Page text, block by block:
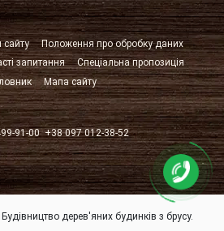
сайту
Положення про обробку даних
запитання
Спеціальна пропозиція
Мапа сайту
91-00 +38 097 012-38-52
дерев'яних будинків з брусу.